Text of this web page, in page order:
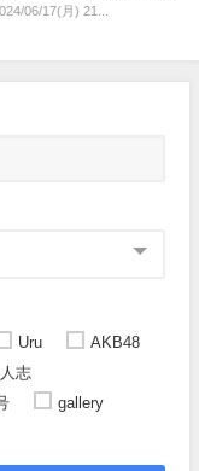
06/17(月) 21...
Uru
AKB48
志
gallery